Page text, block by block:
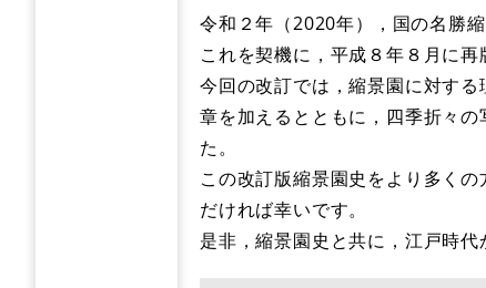
令和２年（2020年），国の名勝
これを契機に，平成８年８月に再
今回の改訂では，縮景園に対す
章を加えるとともに，四季折々
た。
この改訂版縮景園史をより多く
だければ幸いです。​​
是非，縮景園史と共に，江戸時代